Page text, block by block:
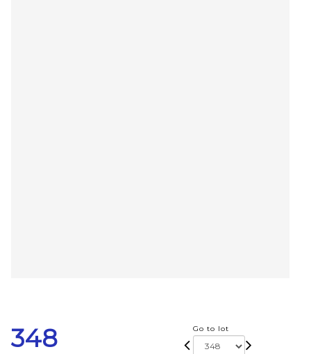
348 Go to lot